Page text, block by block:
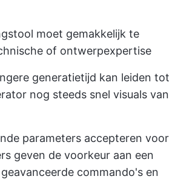
moet gemakkelijk te
of ontwerpexpertise
generatietijd kan leiden tot
nog steeds snel visuals van
parameters accepteren voor
geven de voorkeur aan een
commando's en